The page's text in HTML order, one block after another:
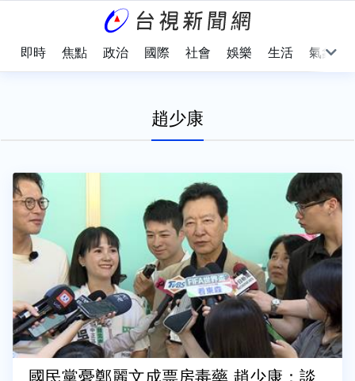
即時 焦點 政治 國際 社會 娛樂 生活 氣象
趙少康